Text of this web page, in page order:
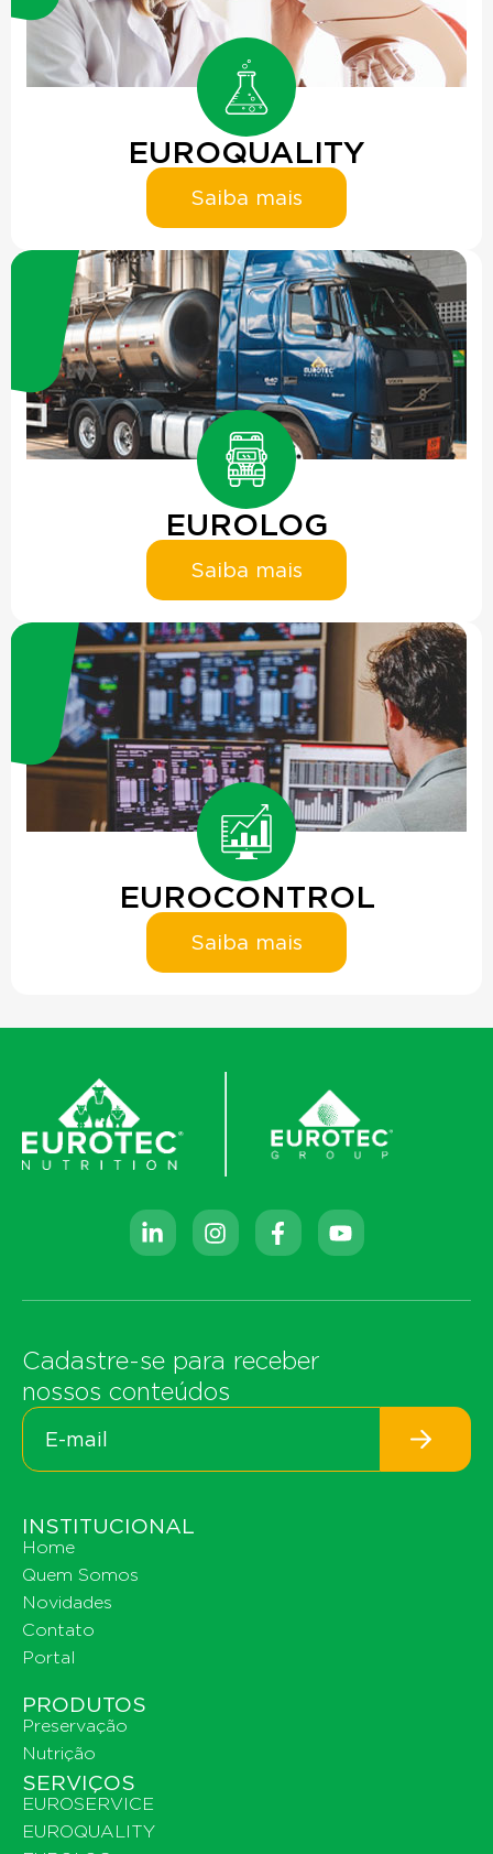
EUROQUALITY
Saiba mais
EUROLOG
Saiba mais
EUROCONTROL
Saiba mais
Cadastre-se para receber
nossos conteúdos
INSTITUCIONAL
Home
Quem Somos
Novidades
Contato
Portal
PRODUTOS
Preservação
Nutrição
SERVIÇOS
EUROSERVICE
EUROQUALITY